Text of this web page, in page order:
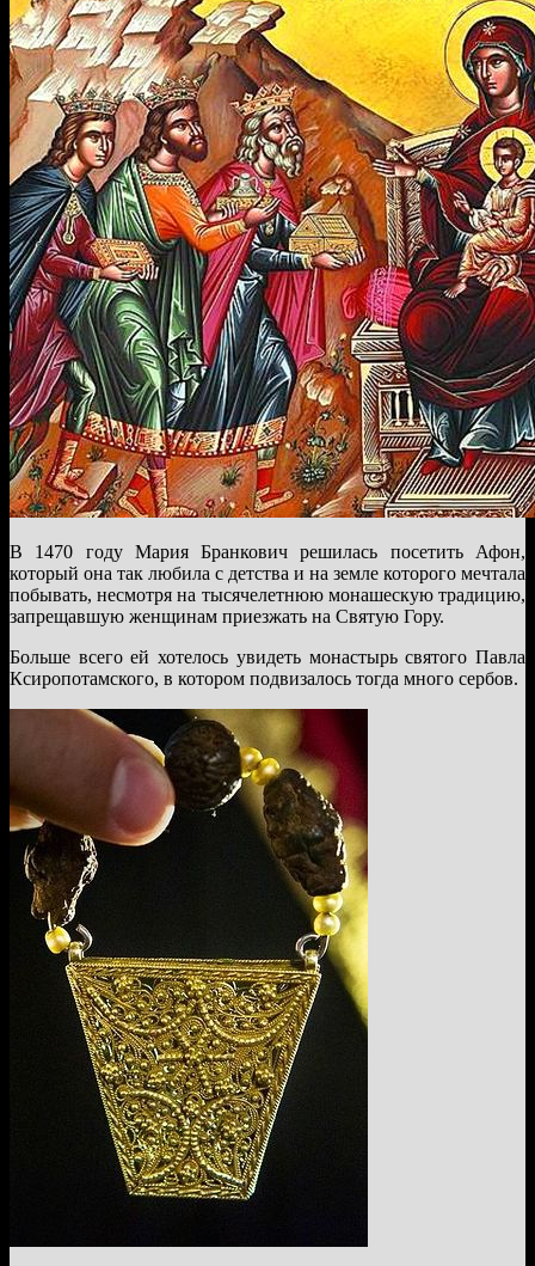
В 1470 году Мария Бранкович решилась посетить Афон,
который она так любила с детства и на земле которого мечтала
побывать, несмотря на тысячелетнюю монашескую традицию,
запрещавшую женщинам приезжать на Святую Гору.
Больше всего ей хотелось увидеть монастырь святого Павла
Ксиропотамского, в котором подвизалось тогда много сербов.